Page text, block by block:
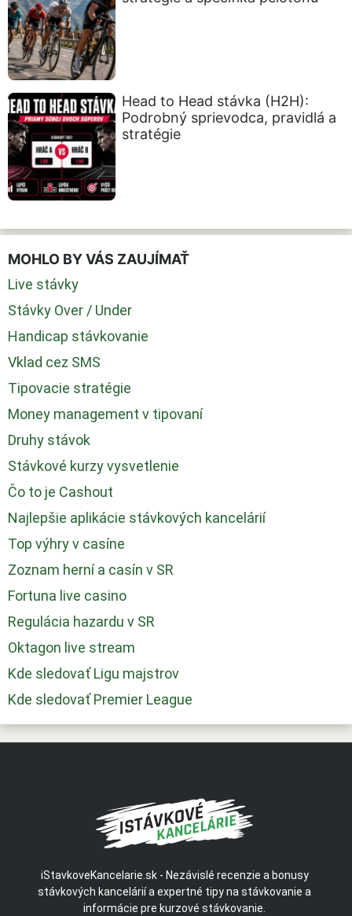
Head to Head stávka (H2H):
Podrobný sprievodca, pravidlá a
stratégie
MOHLO BY VÁS ZAUJÍMAŤ
Live stávky
Stávky Over / Under
Handicap stávkovanie
Vklad cez SMS
Tipovacie stratégie
Money management v tipovaní
Druhy stávok
Stávkové kurzy vysvetlenie
Čo to je Cashout
Najlepšie aplikácie stávkových kancelárií
Top výhry v casíne
Zoznam herní a casín v SR
Fortuna live casino
Regulácia hazardu v SR
Oktagon live stream
Kde sledovať Ligu majstrov
Kde sledovať Premier League
iStavkoveKancelarie.sk - Nezávislé recenzie a bonusy
stávkových kancelárií a expertné tipy na stávkovanie a
informácie pre kurzové stávkovanie.